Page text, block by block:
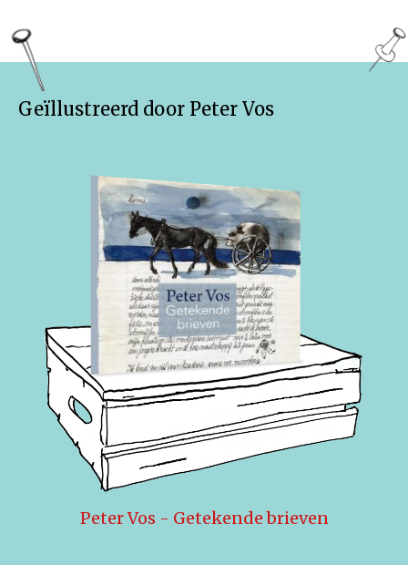
Geïllustreerd door Peter Vos
Peter Vos - Getekende brieven